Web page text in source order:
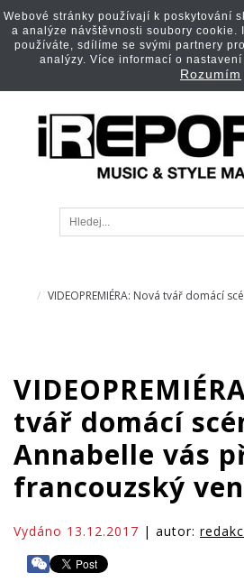
VIDEOPREMIÉRA: Nová tvář domácí
tvář domácí
Annabelle vás
francouzský
Vydáno 13.12.2017 | autor:
Webové stránky používají k poskytování
a analýze návštěvnosti soubory cookie.
používáte, sdílíme se svými partnery
analýzy. Více informací o
Rozumím